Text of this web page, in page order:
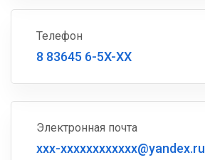
Телефон
8 83645 6-5X-XX
Электронная почта
xxx-xxxxxxxxxxxx@yandex.ru